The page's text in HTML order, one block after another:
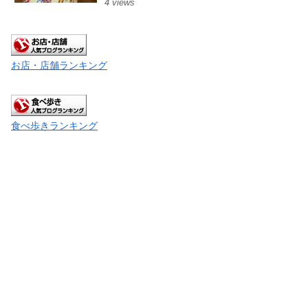
4 views
お店・店舗ランキング
食べ歩きランキング